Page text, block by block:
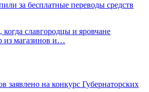
за бесплатные переводы средств
славгородцы и яровчане
из магазинов и…
заявлено на конкурс Губернаторских